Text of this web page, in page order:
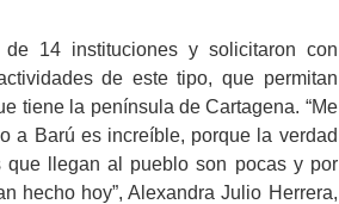
14 instituciones y solicitaron con
de este tipo, que permitan
tiene la península de Cartagena. “Me
a Barú es increíble, porque la verdad
que llegan al pueblo son pocas y por
hecho hoy”, Alexandra Julio Herrera,